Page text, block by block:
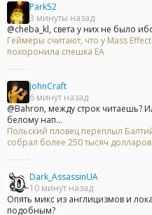
Park52
3 минуты назад
@cheba_kl, света у них не было
Геймеры считают, что у Mass
похоронила спешка EA
JohnCraft
6 минут назад
@Bahron, между строк
белому нап...
Польский пловец переплыл
собрал более 250 тысяч долларов
Dark_AssassinUA
10 минут назад
Опять микс из англицизмов и
подобным?